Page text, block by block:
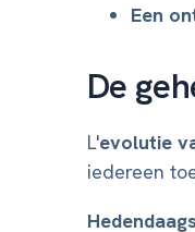
Een
De
L'evolutie
iedereen